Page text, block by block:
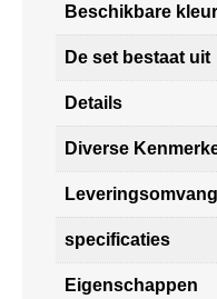
Beschikbare
De set bestaat uit
Details
Diverse
Leveringsomvang
specificaties
Eigenschappen